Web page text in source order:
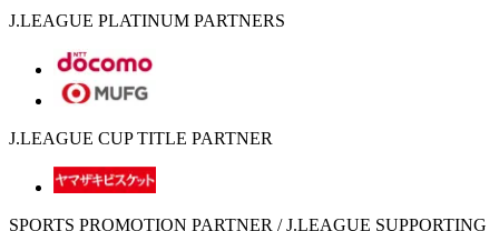
J.LEAGUE PLATINUM PARTNERS
J.LEAGUE CUP TITLE PARTNER
SPORTS PROMOTION PARTNER / J.LEAGUE SUPPORTING